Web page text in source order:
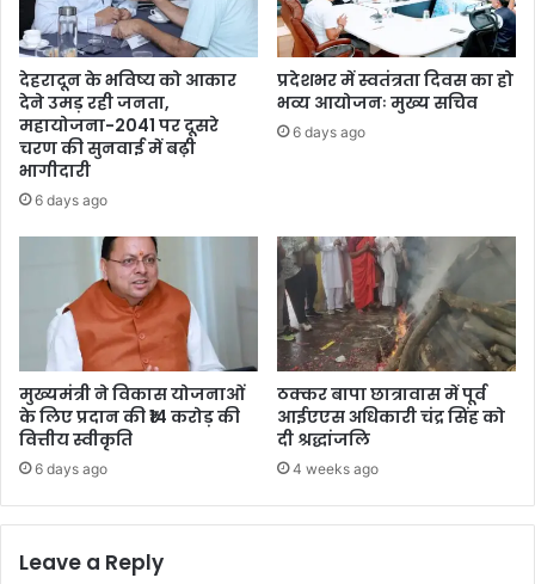
देहरादून के भविष्य को आकार
देने उमड़ रही जनता,
महायोजना-2041 पर दूसरे
चरण की सुनवाई में बढ़ी
भागीदारी
6 days ago
प्रदेशभर में स्वतंत्रता दिवस का हो
भव्य आयोजनः मुख्य सचिव
6 days ago
मुख्यमंत्री ने विकास योजनाओं
के लिए प्रदान की ₹14 करोड़ की
वित्तीय स्वीकृति
6 days ago
ठक्कर बापा छात्रावास में पूर्व
आईएएस अधिकारी चंद्र सिंह को
दी श्रद्धांजलि
4 weeks ago
Leave a Reply